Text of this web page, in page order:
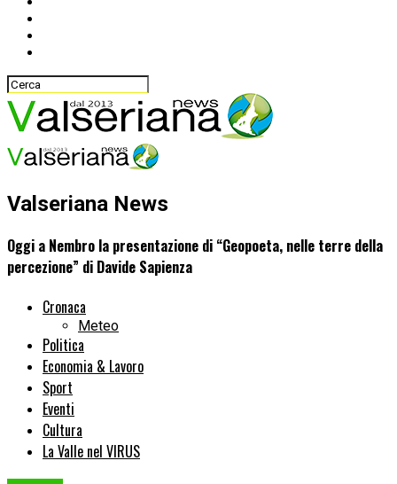
Valseriana News
Oggi a Nembro la presentazione di “Geopoeta, nelle terre della
percezione” di Davide Sapienza
Cronaca
Meteo
Politica
Economia & Lavoro
Sport
Eventi
Cultura
La Valle nel VIRUS